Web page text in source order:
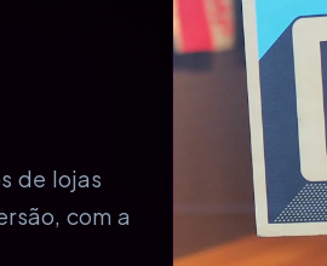
de lojas
com a